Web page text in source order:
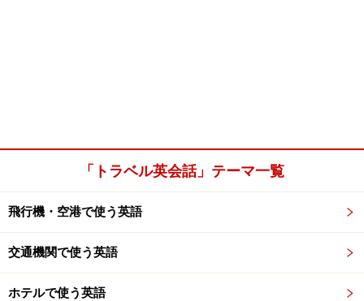
「トラベル英会話」テーマ一覧
飛行機・空港で使う英語
交通機関で使う英語
ホテルで使う英語